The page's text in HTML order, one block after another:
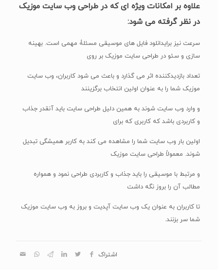
علاوه بر امکانات ویژه ای که در طراحی وب سایت موزیک
در نظر گرفته می شود:
سرعت نیز برایدانلود فایل های موسیقی مسئلۀ مهمی است. بهینه
سازی و سئو در طراحی سایت موزیک بر روی
تعداد بازدیدکننده اثر می گذارد و باعث می شود کاربران، وب سایت
موزیک شما را به عنوان اولین انتخاب برگزینند
و وارد وب سایت شوند به همین دلیل طراحی سایت باید آنقدر جذاب
و کاربردی باشد که کاربری که برای
اولین بار وب سایت شما را مشاهده می کند به کاربر همیشگی تبدیل
شوند. معمولاً طراحی سایت موزیک
و مرتبط با موسیقی را باید جذاب و کاربردی طراحی نمود و همواره
مطالب آن را بروز نگه داشت
تا کاربران به عنوان یک وب سایت آپدیت و بروز به وب سایت موزیک
شما سر بزنند.
اشتراک